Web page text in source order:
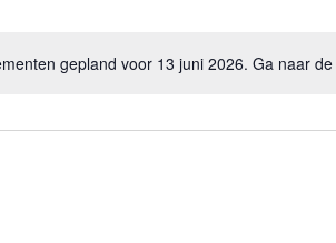
gepland voor 13 juni 2026. Ga naar de